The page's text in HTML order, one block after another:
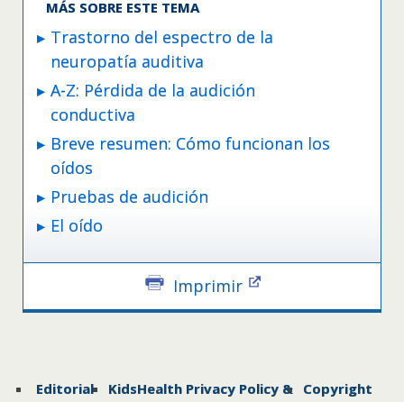
MÁS SOBRE ESTE TEMA
Trastorno del espectro de la
neuropatía auditiva
A-Z: Pérdida de la audición
conductiva
Breve resumen: Cómo funcionan los
oídos
Pruebas de audición
El oído
Imprimir
Editorial
KidsHealth Privacy Policy & Copyright